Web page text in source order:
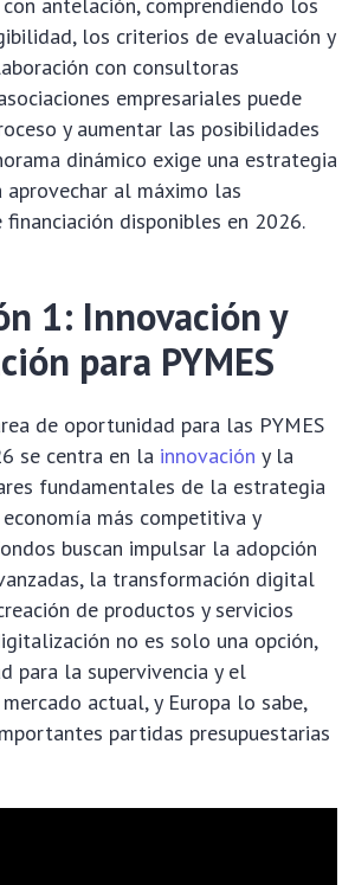
los criterios de evaluación y
con consultoras
empresariales puede
y aumentar las posibilidades
dinámico exige una estrategia
aprovechar al máximo las
disponibles en 2026.
1: Innovación y
para PYMES
de oportunidad para las PYMES
se centra en la innovación y la
fundamentales de la estrategia
más competitiva y
buscan impulsar la adopción
la transformación digital
de productos y servicios
no es solo una opción,
para la supervivencia y el
actual, y Europa lo sabe,
partidas presupuestarias